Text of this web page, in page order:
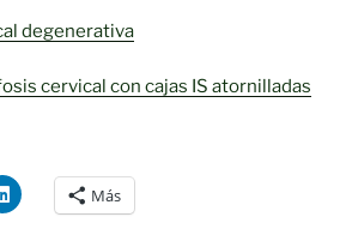
degenerativa
cervical con cajas IS atornilladas
Más